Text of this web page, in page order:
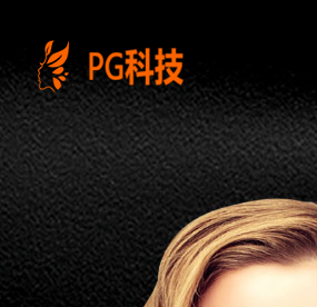
PG
电
子
控
股
有